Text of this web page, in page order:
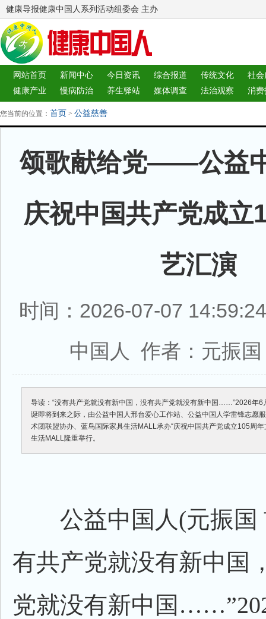
健康导报健康中国人系列活动组委会 主办
网站首页 新闻中心 今日资讯 综合报道 传统文化
社会
健康产业
慢病防治 养生驿站 媒体调查 法治观察
消费
您当前的位置： 首页 > 公益慈善
颂歌献给党——公益
庆祝中国共产党成立
艺汇演
时间：2026-07-07
中国人 作者：元振
导读：“没有共产党就没有新中国，没有共产党就没有新中国……”2026年
诞即将到来之际，由公益中国人邢台爱心工作站、公益中国人学雷锋志愿
术团联盟协办、蓝鸟国际家具生活MALL承办“庆祝中国共产党成立105周
生活MALL隆重举行。
公益中国人(元振国
有共产党就没有新中国
党就没有新中国